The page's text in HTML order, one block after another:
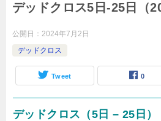
デッドクロス5日-25日（
公開日： 2024年7月2日
デッドクロス
Tweet 0
デッドクロス（5日 – 25日）